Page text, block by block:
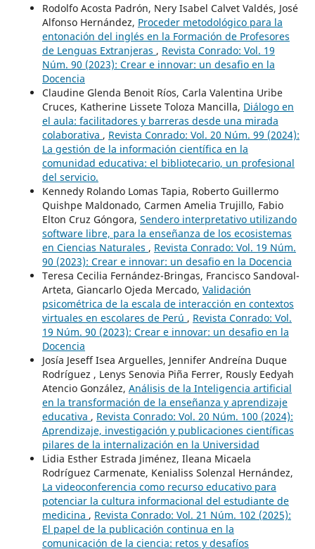
Rodolfo Acosta Padrón, Nery Isabel Calvet Valdés, José
Alfonso Hernández, Proceder metodológico para la
entonación del inglés en la Formación de Profesores
de Lenguas Extranjeras , Revista Conrado: Vol. 19
Núm. 90 (2023): Crear e innovar: un desafio en la
Docencia
Claudine Glenda Benoit Ríos, Carla Valentina Uribe
Cruces, Katherine Lissete Toloza Mancilla, Diálogo en
el aula: facilitadores y barreras desde una mirada
colaborativa , Revista Conrado: Vol. 20 Núm. 99 (2024):
La gestión de la información científica en la
comunidad educativa: el bibliotecario, un profesional
del servicio.
Kennedy Rolando Lomas Tapia, Roberto Guillermo
Quishpe Maldonado, Carmen Amelia Trujillo, Fabio
Elton Cruz Góngora, Sendero interpretativo utilizando
software libre, para la enseñanza de los ecosistemas
en Ciencias Naturales , Revista Conrado: Vol. 19 Núm.
90 (2023): Crear e innovar: un desafio en la Docencia
Teresa Cecilia Fernández-Bringas, Francisco Sandoval-
Arteta, Giancarlo Ojeda Mercado, Validación
psicométrica de la escala de interacción en contextos
virtuales en escolares de Perú , Revista Conrado: Vol.
19 Núm. 90 (2023): Crear e innovar: un desafio en la
Docencia
Josía Jeseff Isea Arguelles, Jennifer Andreína Duque
Rodríguez , Lenys Senovia Piña Ferrer, Rously Eedyah
Atencio González, Análisis de la Inteligencia artificial
en la transformación de la enseñanza y aprendizaje
educativa , Revista Conrado: Vol. 20 Núm. 100 (2024):
Aprendizaje, investigación y publicaciones científicas
pilares de la internalización en la Universidad
Lidia Esther Estrada Jiménez, Ileana Micaela
Rodríguez Carmenate, Kenialiss Solenzal Hernández,
La videoconferencia como recurso educativo para
potenciar la cultura informacional del estudiante de
medicina , Revista Conrado: Vol. 21 Núm. 102 (2025):
El papel de la publicación continua en la
comunicación de la ciencia: retos y desafíos